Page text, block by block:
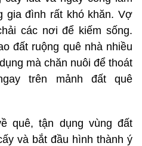
gia đình rất khó khăn. Vợ
các nơi để kiếm sống.
đất ruộng quê nhà nhiều
mà chăn nuôi để thoát
trên mảnh đất quê
quê, tận dụng vùng đất
và bắt đầu hình thành ý